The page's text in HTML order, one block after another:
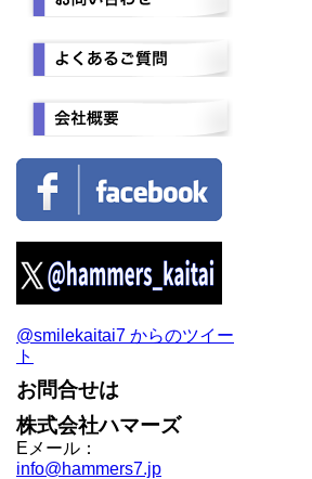
@smilekaitai7 からのツイー
ト
お問合せは
株式会社ハマーズ
Eメール：
info@hammers7.jp